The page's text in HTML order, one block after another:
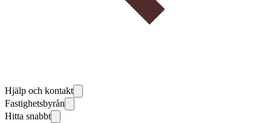
Hjälp och kontakt
Fastighetsbyrån
Hitta snabbt